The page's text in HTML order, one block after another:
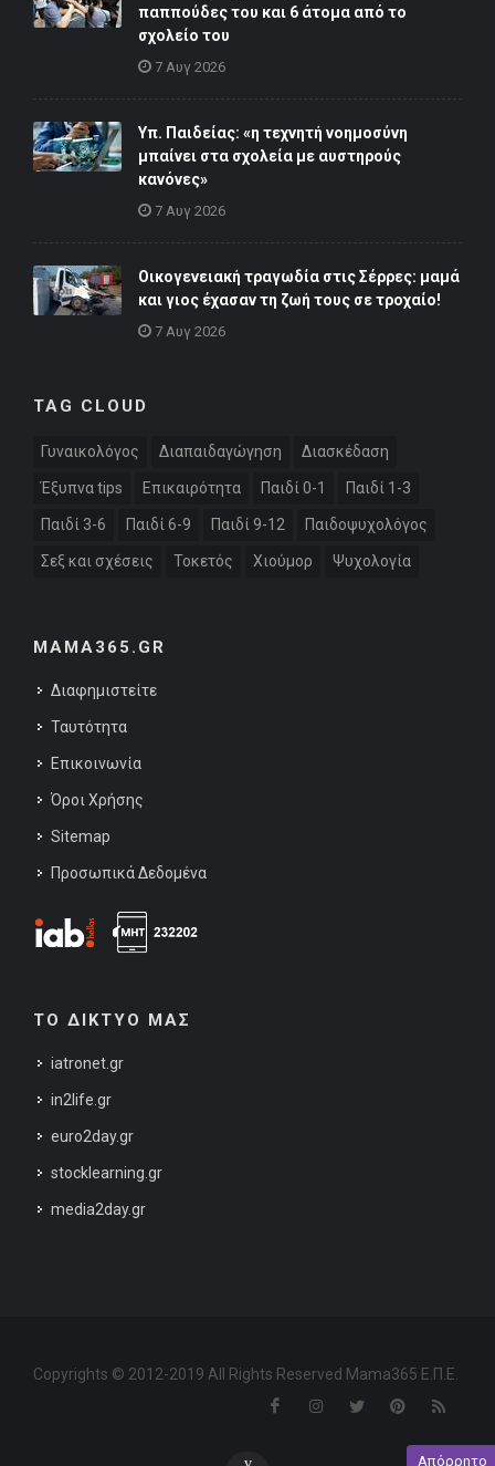
παππούδες του και 6 άτομα από το
σχολείο του
7 Αυγ 2026
Υπ. Παιδείας: «η τεχνητή νοημοσύνη
μπαίνει στα σχολεία με αυστηρούς
κανόνες»
7 Αυγ 2026
Οικογενειακή τραγωδία στις Σέρρες: μαμά
και γιος έχασαν τη ζωή τους σε τροχαίο!
7 Αυγ 2026
TAG CLOUD
Γυναικολόγος Διαπαιδαγώγηση Διασκέδαση
Έξυπνα tips Επικαιρότητα Παιδί 0-1 Παιδί 1-3
Παιδί 3-6 Παιδί 6-9 Παιδί 9-12 Παιδοψυχολόγος
Σεξ και σχέσεις Τοκετός Χιούμορ Ψυχολογία
MAMA365.GR
Διαφημιστείτε
Ταυτότητα
Επικοινωνία
Όροι Χρήσης
Sitemap
Προσωπικά Δεδομένα
ΤΟ ΔΙΚΤΥΟ ΜΑΣ
iatronet.gr
in2life.gr
euro2day.gr
stocklearning.gr
media2day.gr
Copyrights © 2012-2019 All Rights Reserved Mama365 Ε.Π.Ε.
Απόρρητο